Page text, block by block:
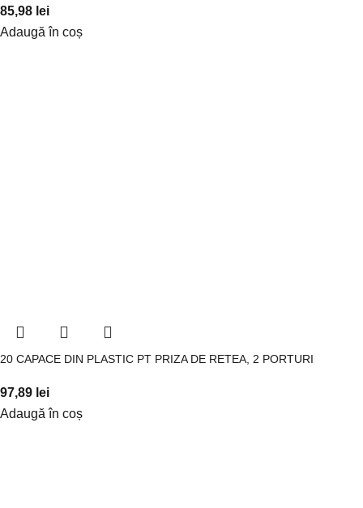
85,98 lei
Adaugă în coș
20 CAPACE DIN PLASTIC PT PRIZA DE RETEA, 2 PORTURI
97,89 lei
Adaugă în coș